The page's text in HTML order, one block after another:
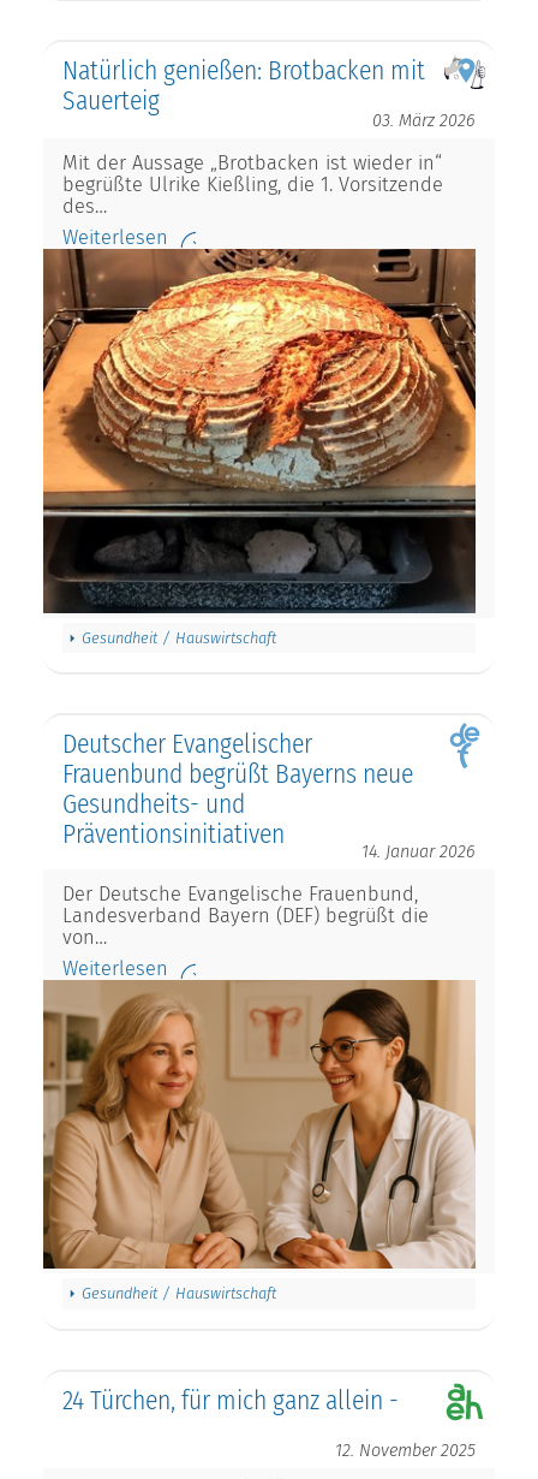
Natürlich genießen: Brotbacken mit
Sauerteig
03. März 2026
Mit der Aussage „Brotbacken ist wieder in“
begrüßte Ulrike Kießling, die 1. Vorsitzende
des…
Weiterlesen
Gesundheit / Hauswirtschaft
Deutscher Evangelischer
Frauenbund begrüßt Bayerns neue
Gesundheits- und
Präventionsinitiativen
14. Januar 2026
Der Deutsche Evangelische Frauenbund,
Landesverband Bayern (DEF) begrüßt die
von…
Weiterlesen
Gesundheit / Hauswirtschaft
24 Türchen, für mich ganz allein -
12. November 2025